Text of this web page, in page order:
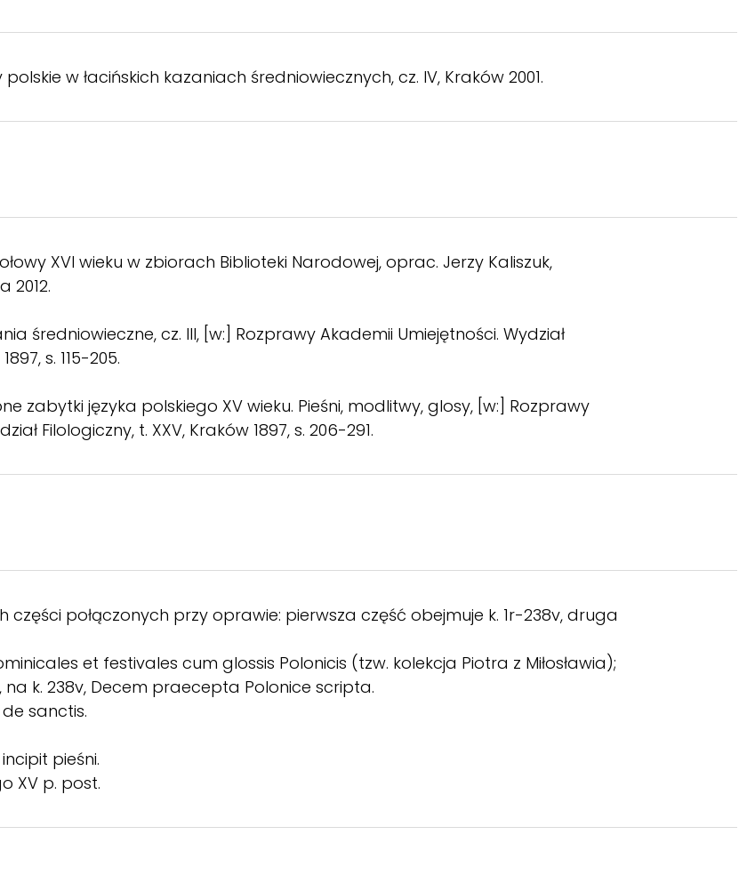
w łacińskich kazaniach średniowiecznych, cz. IV, Kraków 2001.
XVI wieku w zbiorach Biblioteki Narodowej, oprac. Jerzy Kaliszuk,
2012.
średniowieczne, cz. III, [w:] Rozprawy Akademii Umiejętności. Wydział
s. 115-205.
zabytki języka polskiego XV wieku. Pieśni, modlitwy, glosy, [w:] Rozprawy
Filologiczny, t. XXV, Kraków 1897, s. 206-291.
części połączonych przy oprawie: pierwsza część obejmuje k. 1r-238v, druga
et festivales cum glossis Polonicis (tzw. kolekcja Piotra z Miłosławia);
na k. 238v, Decem praecepta Polonice scripta.
de sanctis.
pieśni.
XV p. post.